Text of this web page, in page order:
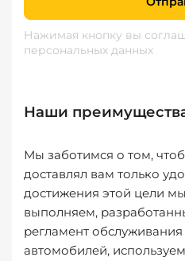
Нажимая кнопку вы
персональных данных
Наши
Мы заботимся о том,
доставлял вам только
достижения этой цели
выполняем,
регламент
автомобилей,